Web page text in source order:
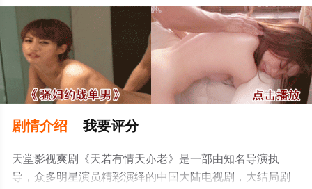
剧情介绍 我要评分
天堂影视爽剧《天若有情天亦老》是一部由知名导演执
导，众多明星演员精彩演绎的中国大陆电视剧，大结局剧